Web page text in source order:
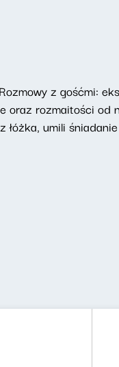
z gośćmi:
oraz rozmaitości
umili